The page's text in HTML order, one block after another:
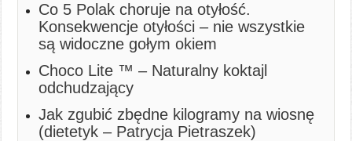
Co 5 Polak choruje na otyłość.
Konsekwencje otyłości – nie wszystkie
są widoczne gołym okiem
Choco Lite ™ – Naturalny koktajl
odchudzający
Jak zgubić zbędne kilogramy na wiosnę
(dietetyk – Patrycja Pietraszek)